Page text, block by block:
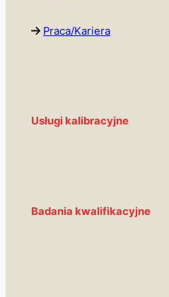
Praca/Kariera
Usługi kalibracyjne
Badania kwalifikacyjne